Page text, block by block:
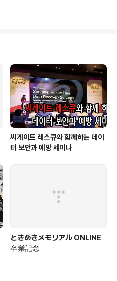
씨게이트 레스큐와 함께하는 데이
터 보안과 예방 세미나
ときめきメモリアル ONLINE
卒業記念